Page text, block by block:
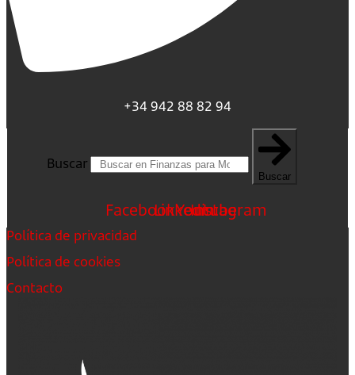
+34 942 88 82 94
Buscar
Buscar
FacebookLinkedin
Youtube
Instagram
Política de privacidad
Política de cookies
Contacto